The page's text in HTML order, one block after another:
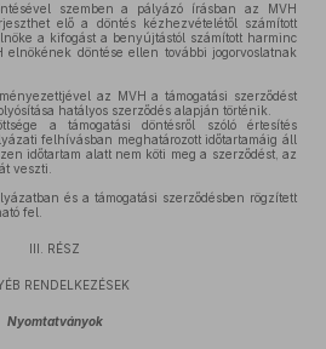
szemben a pályázó írásban az MVH
elő a döntés kézhezvételétől számított
a kifogást a benyújtástól számított harminc
döntése ellen további jogorvoslatnak
az MVH a támogatási szerződést
hatályos szerződés alapján történik.
a támogatási döntésről szóló értesítés
felhívásban meghatározott időtartamáig áll
időtartam alatt nem köti meg a szerződést, az
veszti.
és a támogatási szerződésben rögzített
fel.
III. RÉSZ
RENDELKEZÉSEK
Nyomtatványok